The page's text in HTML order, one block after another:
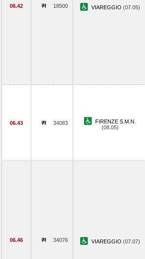
06.42 18500 VIAREGGIO (07.05)
06.43 34083
FIRENZE S.M.N.
(08.05)
06.46 34076 VIAREGGIO (07.07)